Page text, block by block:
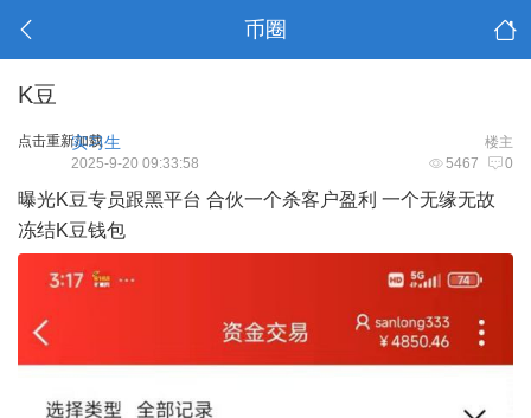
币圈
K豆
点击重新加载 楼主
实习生
5467 0
2025-9-20 09:33:58
曝光K豆专员跟黑平台 合伙一个杀客户盈利 一个无缘无故
冻结K豆钱包